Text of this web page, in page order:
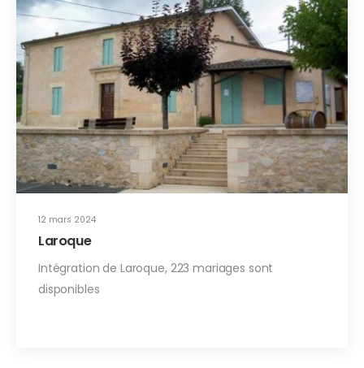
12 mars 2024
Laroque
Intégration de Laroque, 223 mariages sont
disponibles